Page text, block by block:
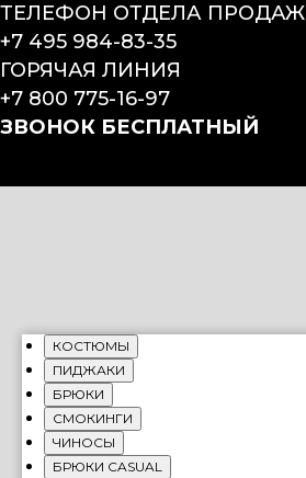
ТЕЛЕФОН ОТДЕЛА ПРОДАЖ
+7 495 984-83-35
ГОРЯЧАЯ ЛИНИЯ
+7 800 775-16-97
ЗВОНОК БЕСПЛАТНЫЙ
КОСТЮМЫ
ПИДЖАКИ
БРЮКИ
СМОКИНГИ
ЧИНОСЫ
БРЮКИ CASUAL